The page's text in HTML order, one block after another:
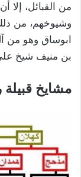
من القبائل،
وشيوخهم، من
ابوساق وهو من
بن منيف شيخ
مشايخ قبيلة